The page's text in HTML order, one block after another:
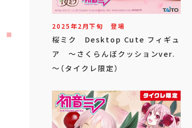
2025年2月下旬 登場
桜ミク Desktop Cute フィギュ
ア ～さくらんぼクッションver.
～（タイクレ限定）